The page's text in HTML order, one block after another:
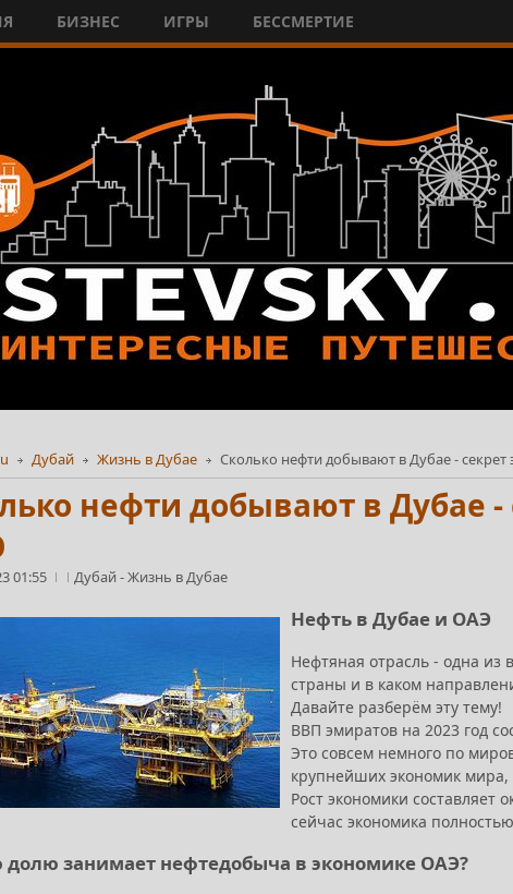
БИЗНЕС ИГРЫ БЕССМЕРТИЕ
Дубай Жизнь в Дубае Сколько нефти добывают в Дубае -
нефти добывают в Дубае -
01:55 Дубай-Жизнь в Дубае
Нефть в Дубае и ОАЭ
Нефтяная отрасль - одна из
страны и в каком
Давайте разберём эту тему!
ВВП эмиратов на 2023 год
Это совсем немного по
крупнейших экономик
Рост экономики составляет
сейчас экономика
долю занимает нефтедобыча в экономике ОАЭ?